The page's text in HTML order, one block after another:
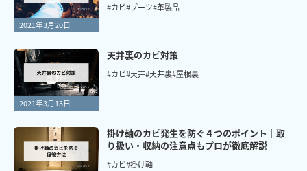
2021年3月20日
#カビ#ブーツ#革製品
2021年3月13日
天井裏のカビ対策
#カビ#天井#天井裏#屋根裏
掛け軸のカビ発生を防ぐ４つのポイント｜取
り扱い・収納の注意点もプロが徹底解説
#カビ#掛け軸